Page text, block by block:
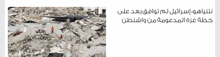
نتنياهو: إسرائيل لم توافق بعد على
خطة غزة المدعومة من واشنطن